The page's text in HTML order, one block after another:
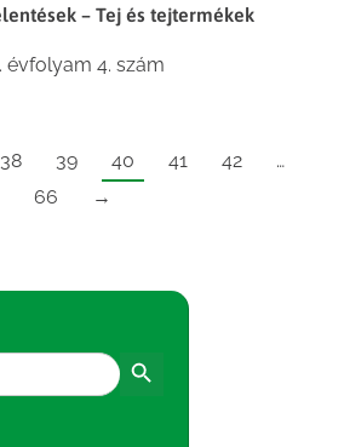
– Tej és tejtermékek
évfolyam 4. szám
38 39 40 41 42
…
66
→